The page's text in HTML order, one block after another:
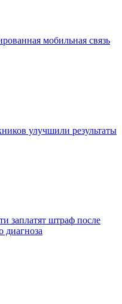
мобильная связь
улучшили результаты
заплатят штраф после
диагноза